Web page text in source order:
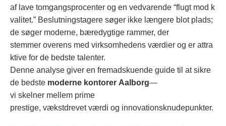
af lave tomgangsprocenter og en vedvarende “flugt mod k
valitet.” Beslutningstagere søger ikke længere blot plads;
de søger moderne, bæredygtige rammer, der
stemmer overens med virksomhedens værdier og er attra
ktive for de bedste talenter.
Denne analyse giver en fremadskuende guide til at sikre
de bedste moderne kontorer Aalborg—
vi skelner mellem prime
prestige, vækstdrevet værdi og innovationsknudepunkter.